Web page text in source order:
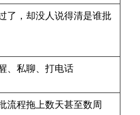
了，却没人说得清是谁批
、私聊、打电话
流程拖上数天甚至数周